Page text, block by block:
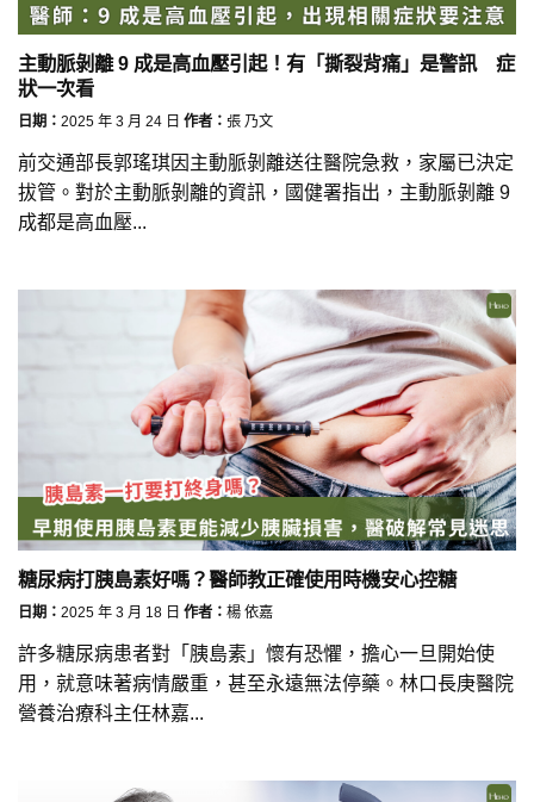
主動脈剝離 9 成是高血壓引起！有「撕裂背痛」是警訊 症
狀一次看
日期： 2025 年 3 月 24 日 作者： 張 乃文
前交通部長郭瑤琪因主動脈剝離送往醫院急救，家屬已決定
拔管。對於主動脈剝離的資訊，國健署指出，主動脈剝離 9
成都是高血壓...
糖尿病打胰島素好嗎？醫師教正確使用時機安心控糖
日期： 2025 年 3 月 18 日 作者： 楊 依嘉
許多糖尿病患者對「胰島素」懷有恐懼，擔心一旦開始使
用，就意味著病情嚴重，甚至永遠無法停藥。林口長庚醫院
營養治療科主任林嘉...